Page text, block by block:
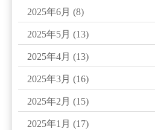
2025年6月 (8)
2025年5月 (13)
2025年4月 (13)
2025年3月 (16)
2025年2月 (15)
2025年1月 (17)